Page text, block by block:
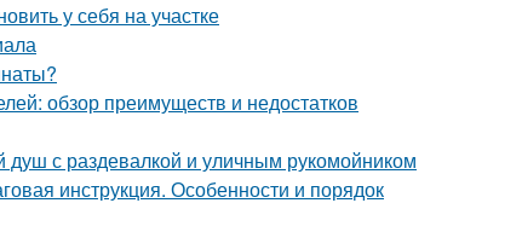
у себя на участке
обзор преимуществ и недостатков
душ с раздевалкой и уличным рукомойником
инструкция. Особенности и порядок